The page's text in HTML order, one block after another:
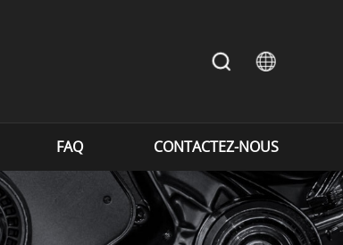
FAQ CONTACTEZ-NOUS